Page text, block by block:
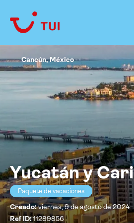
Yucatán y
Paquete de vacaciones
Creado:viernes, 9 de agosto de 2024
Ref ID:11289856
Cancún, México